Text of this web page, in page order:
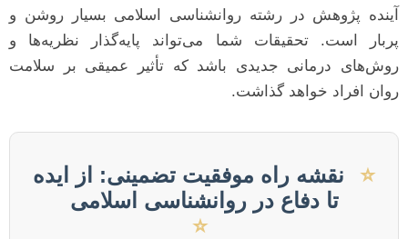
آینده پژوهش در رشته روانشناسی اسلامی بسیار روشن و
پربار است. تحقیقات شما می‌تواند پایه‌گذار نظریه‌ها و
روش‌های درمانی جدیدی باشد که تأثیر عمیقی بر سلامت
روان افراد خواهد گذاشت.
⭐
نقشه راه موفقیت تضمینی: از ایده
تا دفاع در روانشناسی اسلامی
⭐